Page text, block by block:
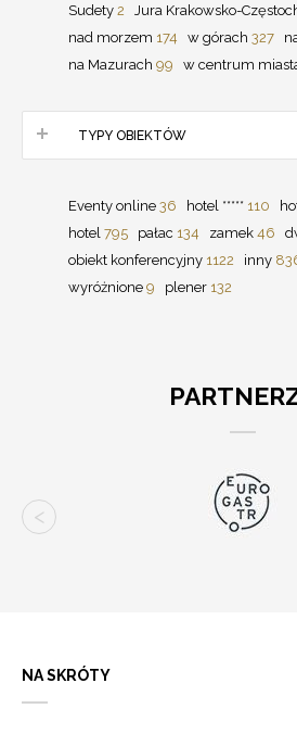
Sudety 2 Jura Krakowsko-
nad morzem 174 w górach 327
na Mazurach 99 w centrum
TYPY OBIEKTÓW
Eventy online 36 hotel ***** 110
hotel 795 pałac 134 zamek 46
obiekt konferencyjny 1122 inny
wyróżnione 9 plener 132
NA SKRÓTY